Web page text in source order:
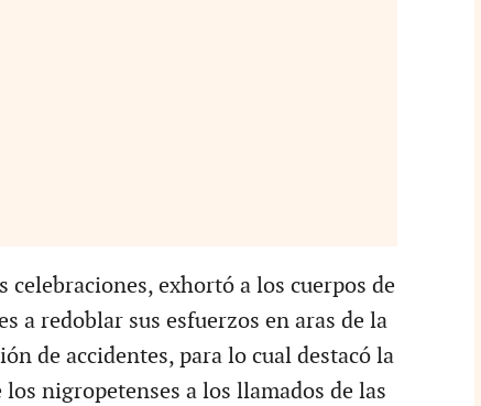
celebraciones, exhortó a los cuerpos de
a redoblar sus esfuerzos en aras de la
de accidentes, para lo cual destacó la
los nigropetenses a los llamados de las